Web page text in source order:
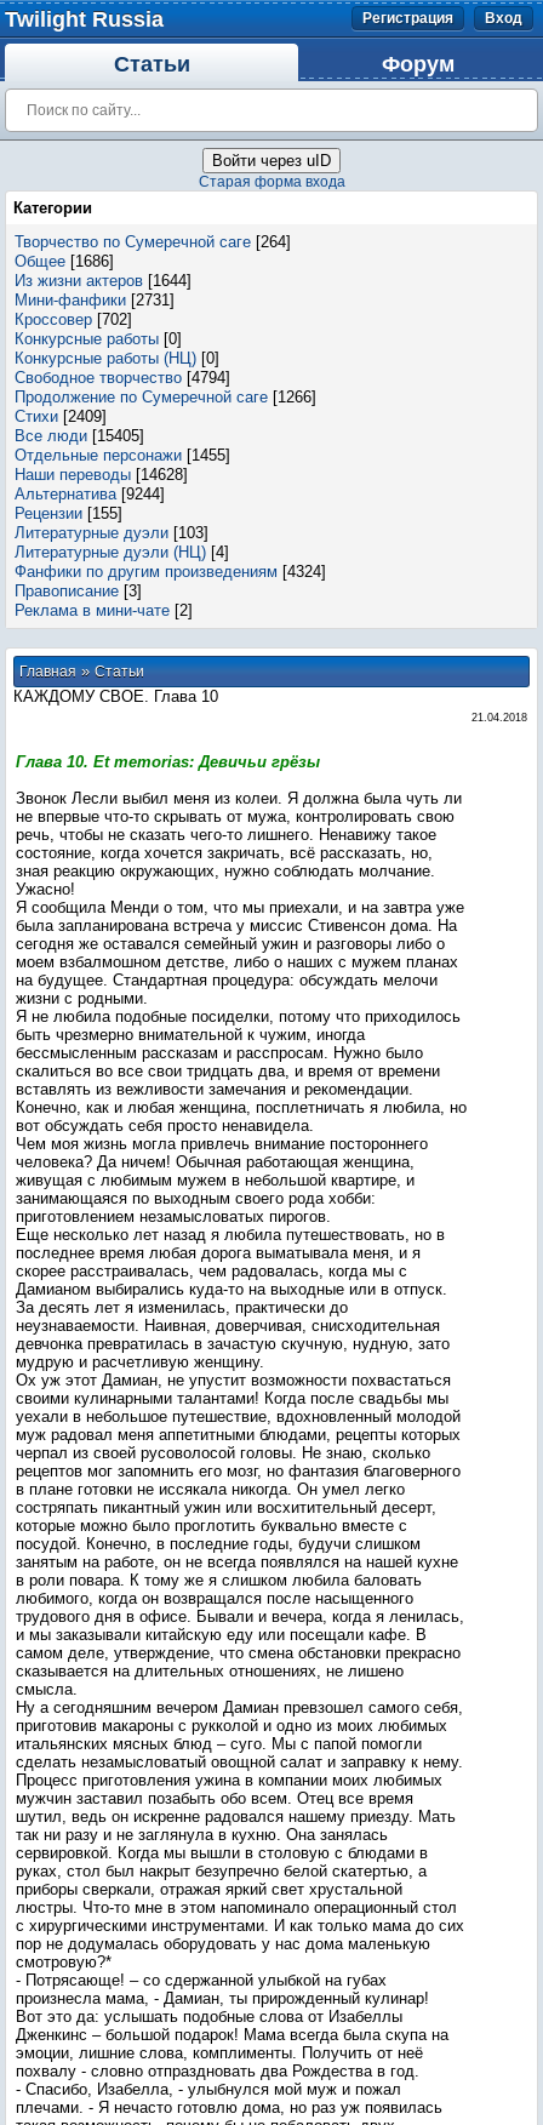
Twilight Russia Регистрация Вход
Статьи Форум
Войти через uID
Старая форма входа
Категории
Творчество по Сумеречной саге [264]
Общее [1686]
Из жизни актеров [1644]
Мини-фанфики [2731]
Кроссовер [702]
Конкурсные работы [0]
Конкурсные работы (НЦ) [0]
Свободное творчество [4794]
Продолжение по Сумеречной саге [1266]
Стихи [2409]
Все люди [15405]
Отдельные персонажи [1455]
Наши переводы [14628]
Альтернатива [9244]
Рецензии [155]
Литературные дуэли [103]
Литературные дуэли (НЦ) [4]
Фанфики по другим произведениям [4324]
Правописание [3]
Реклама в мини-чате [2]
Главная»Статьи
КАЖДОМУ СВОЕ. Глава 10
21.04.2018
Глава 10. Et memorias: Девичьи грёзы
Звонок Лесли выбил меня из колеи. Я должна была чуть ли
не впервые что-то скрывать от мужа, контролировать свою
речь, чтобы не сказать чего-то лишнего. Ненавижу такое
состояние, когда хочется закричать, всё рассказать, но,
зная реакцию окружающих, нужно соблюдать молчание.
Ужасно!
Я сообщила Менди о том, что мы приехали, и на завтра уже
была запланирована встреча у миссис Стивенсон дома. На
сегодня же оставался семейный ужин и разговоры либо о
моем взбалмошном детстве, либо о наших с мужем планах
на будущее. Стандартная процедура: обсуждать мелочи
жизни с родными.
Я не любила подобные посиделки, потому что приходилось
быть чрезмерно внимательной к чужим, иногда
бессмысленным рассказам и расспросам. Нужно было
скалиться во все свои тридцать два, и время от времени
вставлять из вежливости замечания и рекомендации.
Конечно, как и любая женщина, посплетничать я любила, но
вот обсуждать себя просто ненавидела.
Чем моя жизнь могла привлечь внимание постороннего
человека? Да ничем! Обычная работающая женщина,
живущая с любимым мужем в небольшой квартире, и
занимающаяся по выходным своего рода хобби:
приготовлением незамысловатых пирогов.
Еще несколько лет назад я любила путешествовать, но в
последнее время любая дорога выматывала меня, и я
скорее расстраивалась, чем радовалась, когда мы с
Дамианом выбирались куда-то на выходные или в отпуск.
За десять лет я изменилась, практически до
неузнаваемости. Наивная, доверчивая, снисходительная
девчонка превратилась в зачастую скучную, нудную, зато
мудрую и расчетливую женщину.
Ох уж этот Дамиан, не упустит возможности похвастаться
своими кулинарными талантами! Когда после свадьбы мы
уехали в небольшое путешествие, вдохновленный молодой
муж радовал меня аппетитными блюдами, рецепты которых
черпал из своей русоволосой головы. Не знаю, сколько
рецептов мог запомнить его мозг, но фантазия благоверного
в плане готовки не иссякала никогда. Он умел легко
состряпать пикантный ужин или восхитительный десерт,
которые можно было проглотить буквально вместе с
посудой. Конечно, в последние годы, будучи слишком
занятым на работе, он не всегда появлялся на нашей кухне
в роли повара. К тому же я слишком любила баловать
любимого, когда он возвращался после насыщенного
трудового дня в офисе. Бывали и вечера, когда я ленилась,
и мы заказывали китайскую еду или посещали кафе. В
самом деле, утверждение, что смена обстановки прекрасно
сказывается на длительных отношениях, не лишено
смысла.
Ну а сегодняшним вечером Дамиан превзошел самого себя,
приготовив макароны с рукколой и одно из моих любимых
итальянских мясных блюд – суго. Мы с папой помогли
сделать незамысловатый овощной салат и заправку к нему.
Процесс приготовления ужина в компании моих любимых
мужчин заставил позабыть обо всем. Отец все время
шутил, ведь он искренне радовался нашему приезду. Мать
так ни разу и не заглянула в кухню. Она занялась
сервировкой. Когда мы вышли в столовую с блюдами в
руках, стол был накрыт безупречно белой скатертью, а
приборы сверкали, отражая яркий свет хрустальной
люстры. Что-то мне в этом напоминало операционный стол
с хирургическими инструментами. И как только мама до сих
пор не додумалась оборудовать у нас дома маленькую
смотровую?*
- Потрясающе! – со сдержанной улыбкой на губах
произнесла мама, - Дамиан, ты прирожденный кулинар!
Вот это да: услышать подобные слова от Изабеллы
Дженкинс – большой подарок! Мама всегда была скупа на
эмоции, лишние слова, комплименты. Получить от неё
похвалу - словно отпраздновать два Рождества в год.
- Спасибо, Изабелла, - улыбнулся мой муж и пожал
плечами. - Я нечасто готовлю дома, но раз уж появилась